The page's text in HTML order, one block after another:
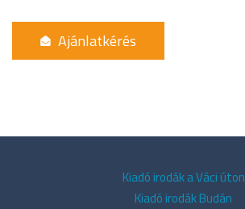
Kiadó irodák a Váci úton
Kiadó irodák Budán